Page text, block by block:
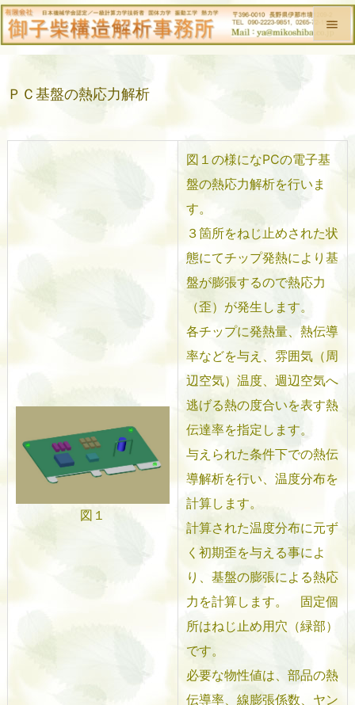

ＰＣ基盤の熱応力解析
図１
図１の様になPCの電子基
盤の熱応力解析を行いま
す。
３箇所をねじ止めされた状
態にてチップ発熱により基
盤が膨張するので熱応力
（歪）が発生します。
各チップに発熱量、熱伝導
率などを与え、雰囲気（周
辺空気）温度、週辺空気へ
逃げる熱の度合いを表す熱
伝達率を指定します。
与えられた条件下での熱伝
導解析を行い、温度分布を
計算します。
計算された温度分布に元ず
く初期歪を与える事によ
り、基盤の膨張による熱応
力を計算します。 固定個
所はねじ止め用穴（緑部）
です。
必要な物性値は、部品の熱
伝導率、線膨張係数、ヤン